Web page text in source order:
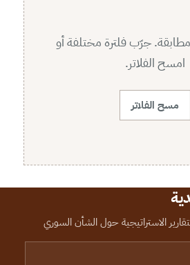
جرّب فلترة مختلفة أو
امسح الفلاتر.
مسح الفلاتر
الاستراتيجية حول الشأن السوري